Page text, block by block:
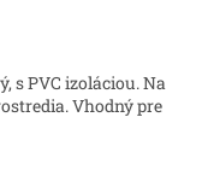
s PVC izoláciou. Na
Vhodný pre